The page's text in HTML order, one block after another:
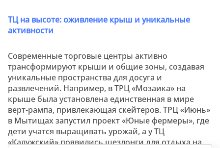
ТЦ на высоте: оживление крыш и уникальные
активности
Современные торговые центры активно
трансформируют крыши и общие зоны, создавая
уникальные пространства для досуга и
развлечений. Например, в ТРЦ «Мозаика» на
крыше была установлена единственная в мире
верт-рампа, привлекающая скейтеров. ТРЦ «Июнь»
в Мытищах запустил проект «Юные фермеры», где
дети учатся выращивать урожай, а у ТЦ
«Калужский» появились шезлонги для отдыха на